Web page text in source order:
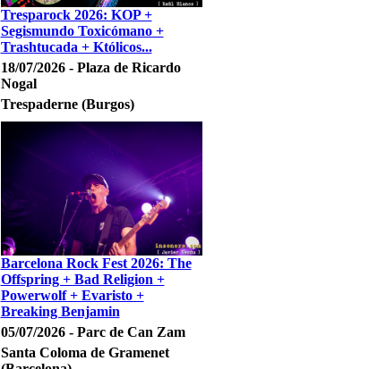
Tresparock 2026: KOP +
Segismundo Toxicómano +
Trashtucada + Któlicos...
18/07/2026 - Plaza de Ricardo
Nogal
Trespaderne (Burgos)
Barcelona Rock Fest 2026: The
Offspring + Bad Religion +
Powerwolf + Evaristo +
Breaking Benjamin
05/07/2026 - Parc de Can Zam
Santa Coloma de Gramenet